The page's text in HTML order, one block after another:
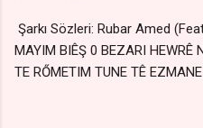
Şarkı Sözleri: Rubar Amed
MAYIM BIÊŞ 0 BEZARI HEWRÊ
TE RŐMETIM TUNE TÊ
Silinmis yarıda. Hasretin yel